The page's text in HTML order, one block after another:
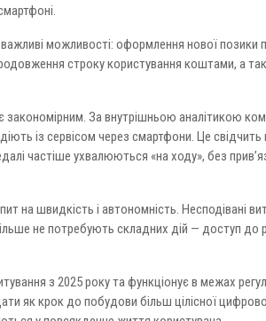
можливості: оформлення нової позики
строку користування коштами, а
За внутрішньою аналітикою
із сервісом через смартфони. Це свідчить
частіше ухвалюються «на ходу», без
на швидкість і автономність. Несподівані
не потребують складних дій — доступ до
з 2025 року та функціонує в межах
як крок до побудови більш цілісної